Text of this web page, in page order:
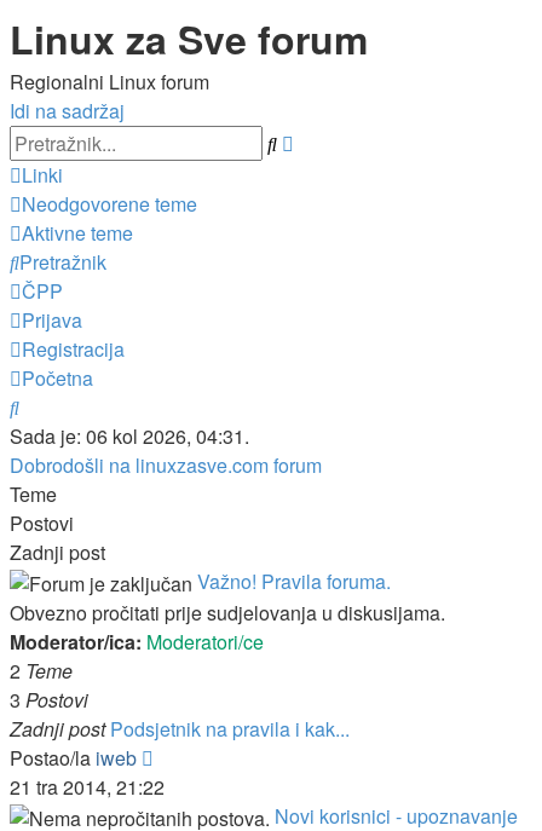
Linux za Sve forum
Regionalni Linux forum
Idi na sadržaj
Pretražnik
Linki
Neodgovorene teme
Aktivne teme
Pretražnik
ČPP
Prijava
Registracija
Početna
Pretražnik
Sada je: 06 kol 2026, 04:31.
Dobrodošli na linuxzasve.com forum
Teme
Postovi
Zadnji post
Važno! Pravila foruma.
Obvezno pročitati prije sudjelovanja u diskusijama.
Moderator/ica: Moderatori/ce
2 Teme
3 Postovi
Zadnji post Podsjetnik na pravila i kak...
Postao/la iweb
post
21 tra 2014, 21:22
Novi korisnici - upoznavanje